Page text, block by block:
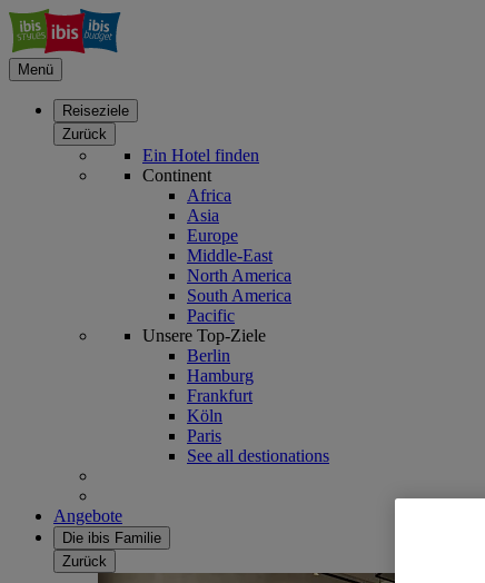
Menü
Reiseziele
Zurück
Ein Hotel finden
Continent
Africa
Asia
Europe
Middle-East
North America
South America
Pacific
Unsere Top-Ziele
Berlin
Hamburg
Frankfurt
Köln
Paris
See all destionations
Angebote
Die ibis Familie
Zurück